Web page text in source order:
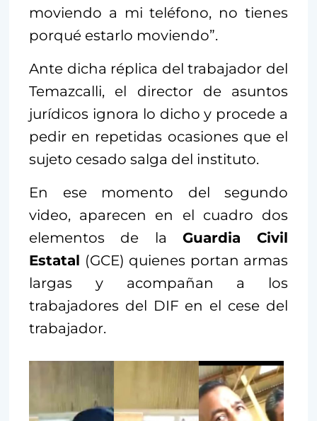
moviendo a mi teléfono, no tienes
porqué estarlo moviendo”.
Ante dicha réplica del trabajador del
Temazcalli, el director de asuntos
jurídicos ignora lo dicho y procede a
pedir en repetidas ocasiones que el
sujeto cesado salga del instituto.
En ese momento del segundo
video, aparecen en el cuadro dos
elementos de la Guardia Civil
Estatal (GCE) quienes portan armas
largas y acompañan a los
trabajadores del DIF en el cese del
trabajador.